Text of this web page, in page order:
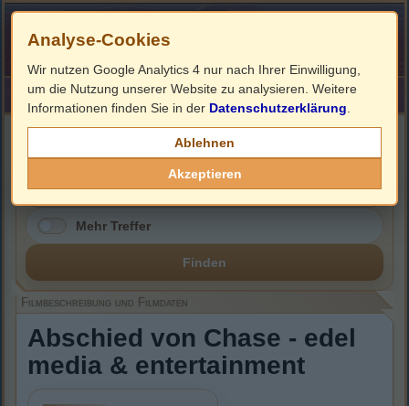
HOME ImpressumLinks
Filmbeschreibung, Cover & DVD Infos
Mehr Treffer
Finden
Filmbeschreibung und Filmdaten
Abschied von Chase - edel
media & entertainment
Analyse-Cookies
Wir nutzen Google Analytics 4 nur nach Ihrer Einwilligung,
um die Nutzung unserer Website zu analysieren. Weitere
Informationen finden Sie in der Datenschutzerklärung
Ablehnen
Akzeptieren